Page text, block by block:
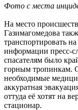
Фото с места
На место
Газимагомедова
транспортировать
информации пресс-
спасателям было
горным тропинкам.
необходимые
аккуратная
оттуда её хотят на
стационар.